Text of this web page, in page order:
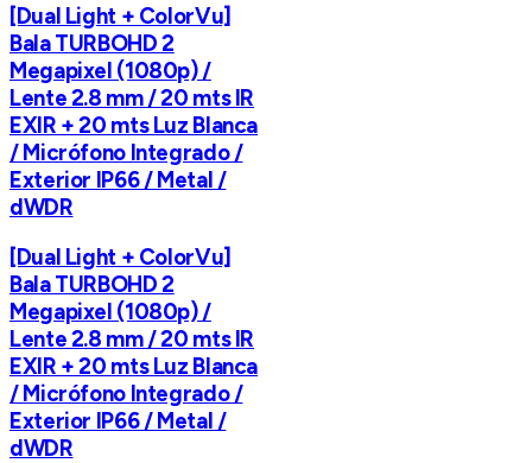
[Dual Light + ColorVu]
Bala TURBOHD 2
Megapixel (1080p) /
Lente 2.8 mm / 20 mts IR
EXIR + 20 mts Luz Blanca
/ Micrófono Integrado /
Exterior IP66 / Metal /
dWDR
[Dual Light + ColorVu]
Bala TURBOHD 2
Megapixel (1080p) /
Lente 2.8 mm / 20 mts IR
EXIR + 20 mts Luz Blanca
/ Micrófono Integrado /
Exterior IP66 / Metal /
dWDR